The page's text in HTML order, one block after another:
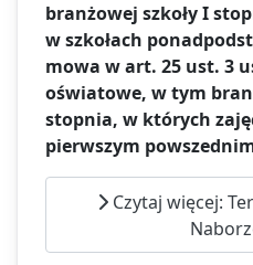
branżowej szkoły I
w szkołach
mowa w art. 25 ust. 3
oświatowe, w tym
stopnia, w których
pierwszym
Czytaj więcej: